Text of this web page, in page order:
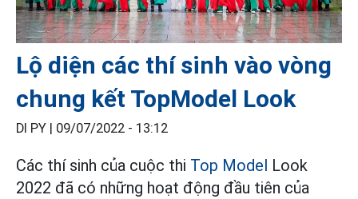
Lộ diện các thí sinh vào vòng
chung kết TopModel Look
DI PY | 09/07/2022 - 13:12
Các thí sinh của cuộc thi Top Model Look
2022 đã có những hoạt động đầu tiên của